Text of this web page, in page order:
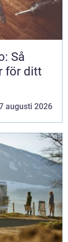
Så
för ditt
augusti 2026